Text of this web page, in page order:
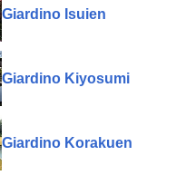
Giardino Isuien
Giardino Kiyosumi
Giardino Korakuen